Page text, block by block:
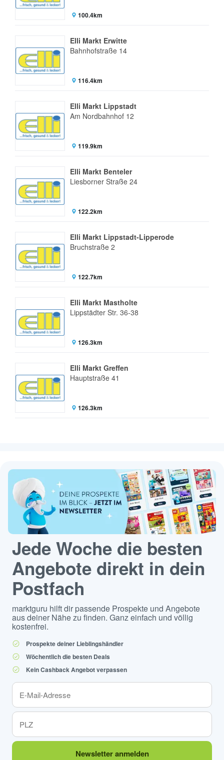
100.4km
Elli Markt Erwitte
Bahnhofstraße 14
116.4km
Elli Markt Lippstadt
Am Nordbahnhof 12
119.9km
Elli Markt Benteler
Liesborner Straße 24
122.2km
Elli Markt Lippstadt-Lipperode
Bruchstraße 2
122.7km
Elli Markt Mastholte
Lippstädter Str. 36-38
126.3km
Elli Markt Greffen
Hauptstraße 41
126.3km
Jede Woche die besten
Angebote direkt in dein
Postfach
marktguru hilft dir passende Prospekte und Angebote
aus deiner Nähe zu finden. Ganz einfach und völlig
kostenfrei.
Prospekte deiner Lieblingshändler
Wöchentlich die besten Deals
Kein Cashback Angebot verpassen
Newsletter anmelden